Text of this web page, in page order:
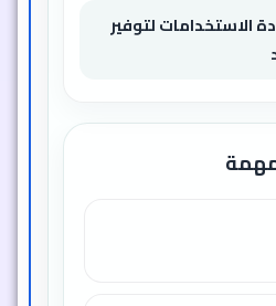
الاستخدامات لتوفير